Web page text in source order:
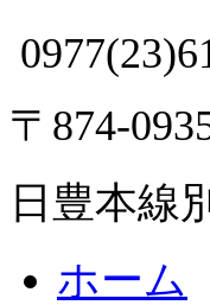
〒874-
日豊本線
ホーム